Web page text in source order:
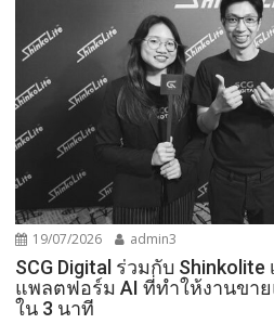
19/07/2026 admin3
SCG Digital ร่วมกับ Shinkolite
แพลตฟอร์ม AI ที่ทำให้งานขา
ใน 3 นาที